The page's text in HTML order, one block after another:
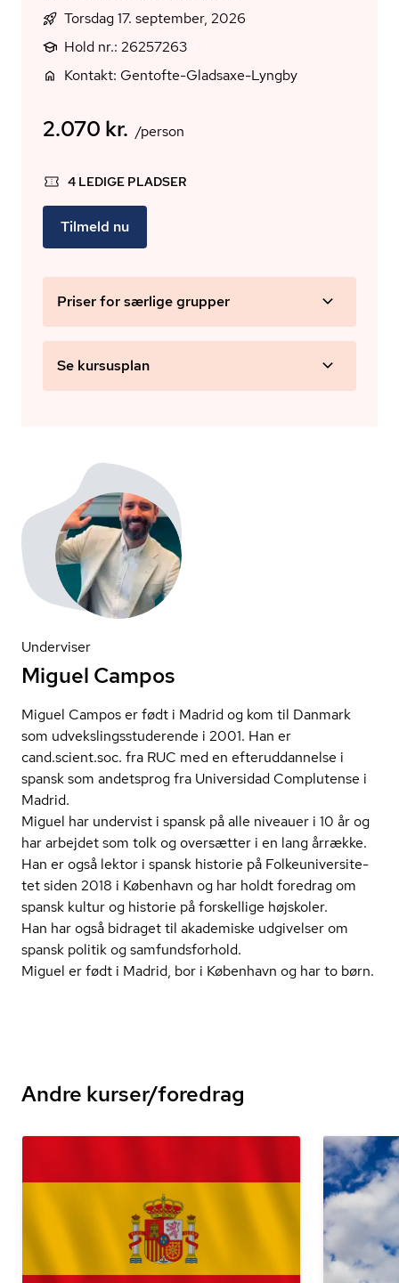
Torsdag 17. september, 2026
Hold nr.: 26257263
Kontakt: Gentofte-Gladsaxe-Lyngby
2.070 kr. /person
4 LEDIGE PLADSER
Tilmeld nu
Priser for særlige grupper
Se kursusplan
Underviser
Miguel Campos
Miguel Campos er født i Madrid og kom til Danmark
som ud­veks­lings­stu­de­ren­de i 2001. Han er
cand.scient.soc. fra RUC med en ef­ter­ud­dan­nel­se i
spansk som andetsprog fra Universidad Complutense i
Madrid.
Miguel har undervist i spansk på alle niveauer i 10 år og
har arbejdet som tolk og oversætter i en lang årrække.
Han er også lektor i spansk historie på Fol­ke­u­ni­ver­si­te­
tet siden 2018 i København og har holdt foredrag om
spansk kultur og historie på forskellige højskoler.
Han har også bidraget til akademiske udgivelser om
spansk politik og sam­funds­for­hold.
Miguel er født i Madrid, bor i København og har to børn.
Andre kurser/foredrag